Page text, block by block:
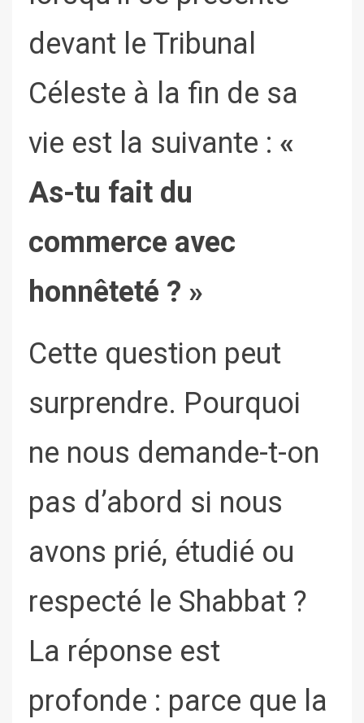
devant le Tribunal
Céleste à la fin de sa
vie est la suivante : «
As-tu fait du
commerce avec
honnêteté ? »
Cette question peut
surprendre. Pourquoi
ne nous demande-t-on
pas d’abord si nous
avons prié, étudié ou
respecté le Shabbat ?
La réponse est
profonde : parce que la